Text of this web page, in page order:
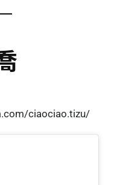
ciaociao.tizu/